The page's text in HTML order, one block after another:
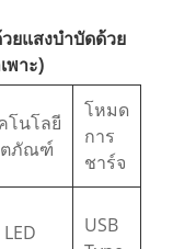
ยแสงบำบัดด้วย
พาะ)
โนโลยี
ตภัณฑ์
โหมด
การ
ชาร์จ
USB